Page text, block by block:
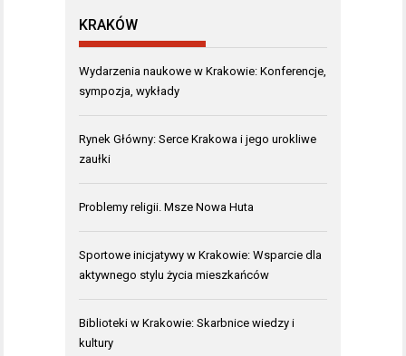
KRAKÓW
Wydarzenia naukowe w Krakowie: Konferencje,
sympozja, wykłady
Rynek Główny: Serce Krakowa i jego urokliwe
zaułki
Problemy religii. Msze Nowa Huta
Sportowe inicjatywy w Krakowie: Wsparcie dla
aktywnego stylu życia mieszkańców
Biblioteki w Krakowie: Skarbnice wiedzy i
kultury